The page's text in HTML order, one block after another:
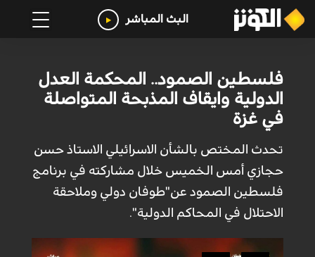
البث المباشر
فلسطين الصمود.. المحكمة العدل
الدولية وايقاف المذبحة المتواصلة
في غزة
تحدث المختص بالشأن الاسرائيلي الاستاذ حسن
حجازي أمس الخميس خلال مشاركته في برنامج
فلسطين الصمود عن"طوفان دولي وملاحقة
الاحتلال في المحاكم الدولية".